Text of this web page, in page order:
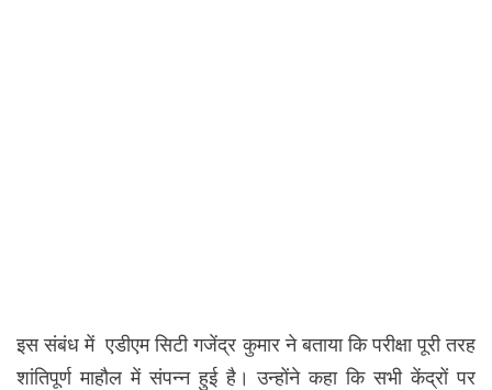
इस संबंध में एडीएम सिटी गजेंद्र कुमार ने बताया कि परीक्षा पूरी तरह
शांतिपूर्ण माहौल में संपन्न हुई है। उन्होंने कहा कि सभी केंद्रों पर